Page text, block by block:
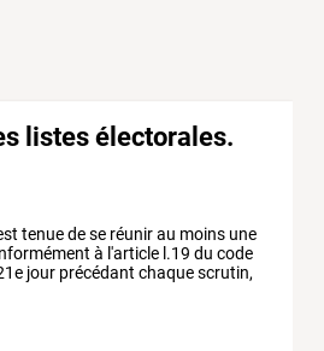
listes électorales.
tenuedese réunirau moins une
à l'article l.19 du code
jour précédant chaquescrutin,